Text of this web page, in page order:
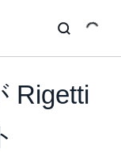
Rigetti